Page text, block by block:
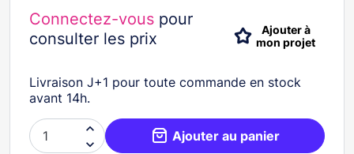
Connectez-vous pour
consulter les prix
Ajouter à
mon projet
Livraison J+1 pour toute commande en stock
avant 14h.

 Ajouter au panier